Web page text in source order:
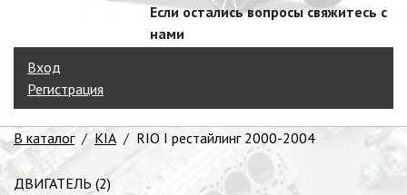
Если остались вопросы свяжитесь с
нами
Вход
Регистрация
В каталог / KIA / RIO I рестайлинг 2000-2004
ДВИГАТЕЛЬ (2)